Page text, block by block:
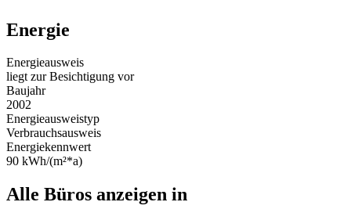
Energie
Energieausweis
liegt zur Besichtigung vor
Baujahr
2002
Energieausweistyp
Verbrauchsausweis
Energiekennwert
90 kWh/(m²*a)
Alle Büros anzeigen in